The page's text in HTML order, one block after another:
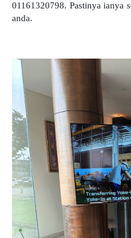
01161320798. Pastinya ianya
anda.